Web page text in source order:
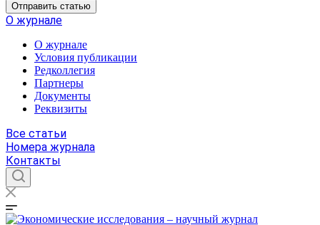
Отправить статью
О журнале
О журнале
Условия публикации
Редколлегия
Партнеры
Документы
Реквизиты
Все статьи
Номера журнала
Контакты